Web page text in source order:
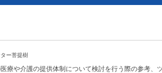
ー菩提樹
療や介護の提供体制について検討を行う際の参考